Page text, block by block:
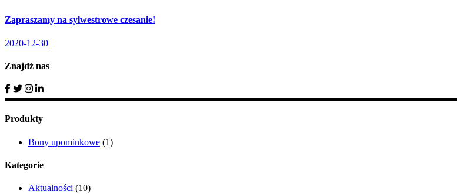
Zapraszamy na sylwestrowe czesanie!
2020-12-30
Znajdź nas
Produkty
Bony upominkowe (1)
Kategorie
Aktualności (10)